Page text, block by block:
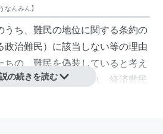
なんみん】
うち、難民の地位に関する条約の
政治難民）に該当しない等の理由
の、難民を偽装していると考え
就労目的が多いとされ、経済難民
の続きを読む